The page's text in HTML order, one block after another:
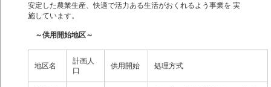
安定した農業生産、快適で活力ある生活がおくれるよう事業を 実
施しています。
～供用開始地区～
地区名
計画人
口
供用開始 処理方式